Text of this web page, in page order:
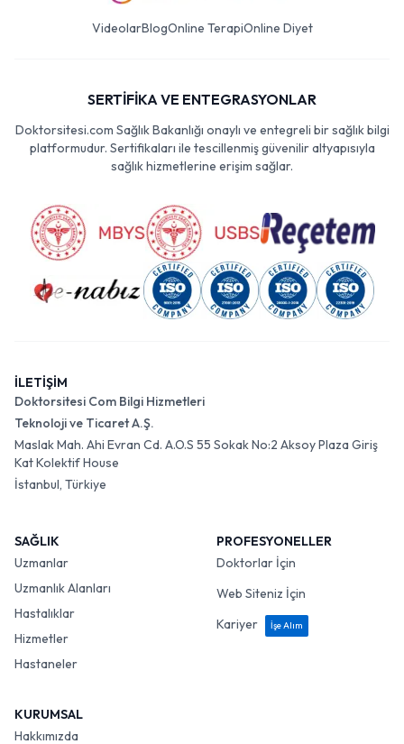
VideolarBlogOnline TerapiOnline Diyet
SERTİFİKA VE ENTEGRASYONLAR
Doktorsitesi.com Sağlık Bakanlığı onaylı ve entegreli bir sağlık bilgi
platformudur. Sertifikaları ile tescillenmiş güvenilir altyapısıyla
sağlık hizmetlerine erişim sağlar.
İLETİŞİM
Doktorsitesi Com Bilgi Hizmetleri
Teknoloji ve Ticaret A.Ş.
Maslak Mah. Ahi Evran Cd. A.O.S 55 Sokak No:2 Aksoy Plaza Giriş
Kat Kolektif House
İstanbul, Türkiye
SAĞLIK
Uzmanlar
Uzmanlık Alanları
Hastalıklar
Hizmetler
Hastaneler
PROFESYONELLER
Doktorlar İçin
Web Siteniz İçin
Kariyer
İşe Alım
KURUMSAL
Hakkımızda